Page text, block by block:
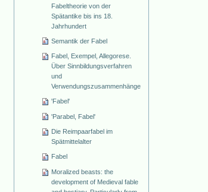
Fabeltheorie von der
Spätantike bis ins 18.
Jahrhundert
Semantik der Fabel
Fabel, Exempel, Allegorese.
Über Sinnbildungsverfahren
und
Verwendungszusammenhänge
'Fabel'
'Parabel, Fabel'
Die Reimpaarfabel im
Spätmittelalter
Fabel
Moralized beasts: the
development of Medieval fable